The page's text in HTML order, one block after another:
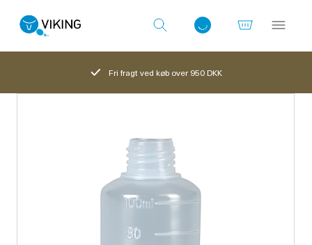
Fri fragt ved køb over 950 DKK